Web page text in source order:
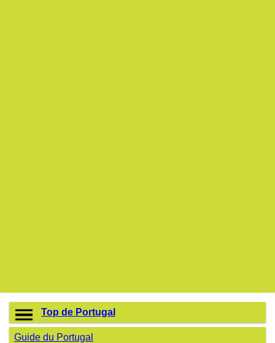
Top de Portugal
Guide du Portugal